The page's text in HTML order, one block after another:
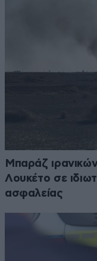
Μπαράζ
Λουκέτο σε
ασφαλείας